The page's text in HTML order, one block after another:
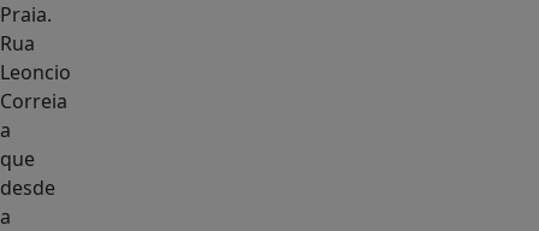
Praia.
Rua
Leoncio
Correia
a
que
desde
a